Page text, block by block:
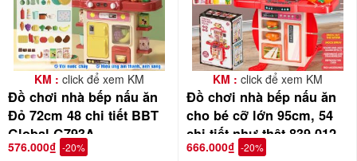
KM : click để xem KM
Đồ chơi nhà bếp nấu ăn
Đỏ 72cm 48 chi tiết BBT
Global G793A
576.000₫ -20%
KM : click để xem KM
Đồ chơi nhà bếp nấu ăn
cho bé cỡ lớn 95cm, 54
chi tiết như thật 839-012
666.000₫ -20%